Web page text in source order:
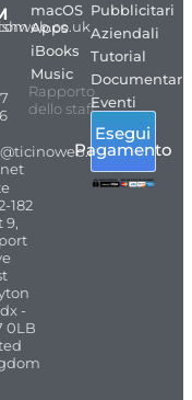
182
9,
-
0LB
macOS
Apps
iBooks
Music
Rapporto
dello staff
Pubblicitari
Aziendali
Tutorial
Documentari
Eventi
Esegui
Pagamento